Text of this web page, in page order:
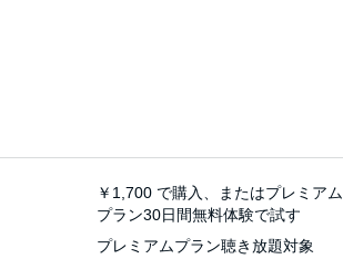
￥1,700 で購入、またはプレミアム
プラン30日間無料体験で試す
プレミアムプラン聴き放題対象